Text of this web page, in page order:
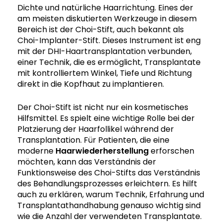
Dichte und natürliche Haarrichtung. Eines der
am meisten diskutierten Werkzeuge in diesem
Bereich ist der Choi-Stift, auch bekannt als
Choi-Implanter-Stift. Dieses Instrument ist eng
mit der DHI-Haartransplantation verbunden,
einer Technik, die es ermöglicht, Transplantate
mit kontrolliertem Winkel, Tiefe und Richtung
direkt in die Kopfhaut zu implantieren.
Der Choi-Stift ist nicht nur ein kosmetisches
Hilfsmittel. Es spielt eine wichtige Rolle bei der
Platzierung der Haarfollikel während der
Transplantation. Für Patienten, die eine
moderne Haarwiederherstellungerforschen
möchten, kann das Verständnis der
Funktionsweise des Choi-Stifts das Verständnis
des Behandlungsprozesses erleichtern. Es hilft
auch zu erklären, warum Technik, Erfahrung und
Transplantathandhabung genauso wichtig sind
wie die Anzahl der verwendeten Transplantate.